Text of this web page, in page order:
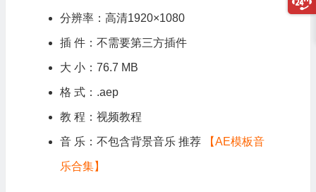
分辨率：高清1920×1080
插 件：不需要第三方插件
大 小：76.7 MB
格 式：.aep
教 程：视频教程
音 乐：不包含背景音乐 推荐 【AE模板音
乐合集】